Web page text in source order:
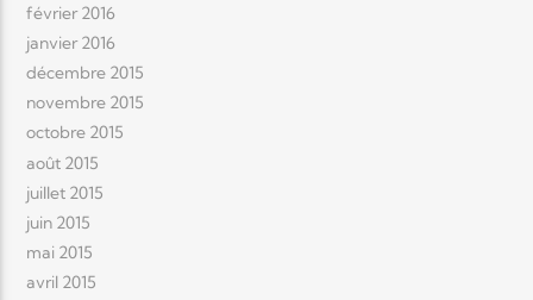
février 2016
janvier 2016
décembre 2015
novembre 2015
octobre 2015
août 2015
juillet 2015
juin 2015
mai 2015
avril 2015